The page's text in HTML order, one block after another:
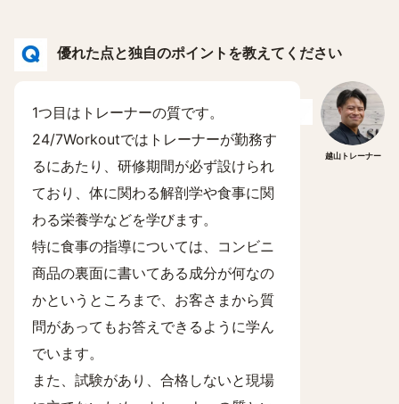
優れた点と独自のポイントを教えてください
越山トレーナー
1つ目はトレーナーの質です。
24/7Workoutではトレーナーが勤務す
るにあたり、研修期間が必ず設けられ
ており、体に関わる解剖学や食事に関
わる栄養学などを学びます。
特に食事の指導については、コンビニ
商品の裏面に書いてある成分が何なの
かというところまで、お客さまから質
問があってもお答えできるように学ん
でいます。
また、試験があり、合格しないと現場